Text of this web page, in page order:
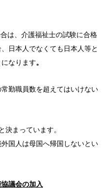
は、介護福祉士の試験に合格
日本人でなくても日本人等と
なります。
勤職員数を超えてはいけない
決まっています。
国人は母国へ帰国しないとい
議会の加入